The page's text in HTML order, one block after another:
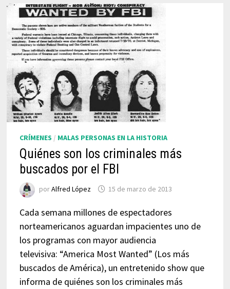
CRÍMENES / MALAS PERSONAS EN LA HISTORIA
Quiénes son los criminales más
buscados por el FBI
porAlfred López 15 de marzo de 2013
Cada semana millones de espectadores
norteamericanos aguardan impacientes uno de
los programas con mayor audiencia
televisiva: “America Most Wanted” (Los más
buscados de América), un entretenido show que
informa de quiénes son los criminales más